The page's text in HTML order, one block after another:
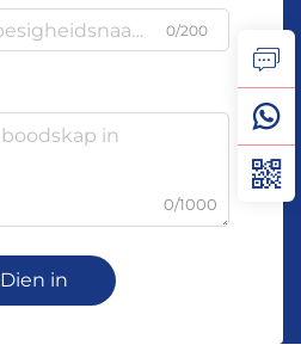
0/200
0/1000
Dien in